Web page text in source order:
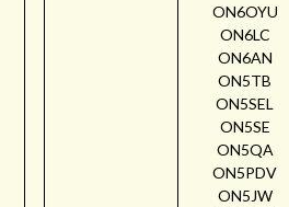
ON6OYU
ON6LC
ON6AN
ON5TB
ON5SEL
ON5SE
ON5QA
ON5PDV
ON5JW